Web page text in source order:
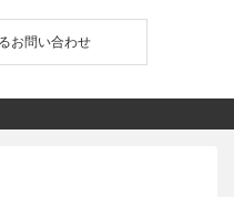
お問い合わせ